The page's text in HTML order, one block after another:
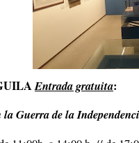
Entrada gratuita:
la Guerra de la